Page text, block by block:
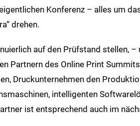
Konferenz – alles um
drehen.
auf den Prüfstand stellen,
Partnern des Online Print
Druckunternehmen den
intelligenten
ist entsprechend auch im